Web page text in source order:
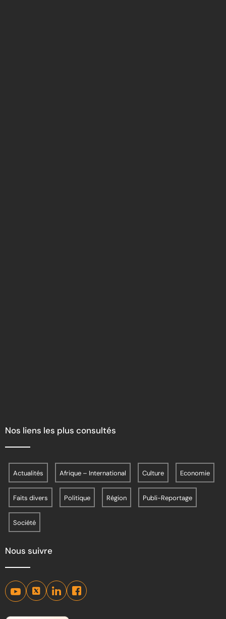
Nos liens les plus consultés
Actualités Afrique – International Culture Economie
Faits divers Politique Région Publi-Reportage
Société
Nous suivre